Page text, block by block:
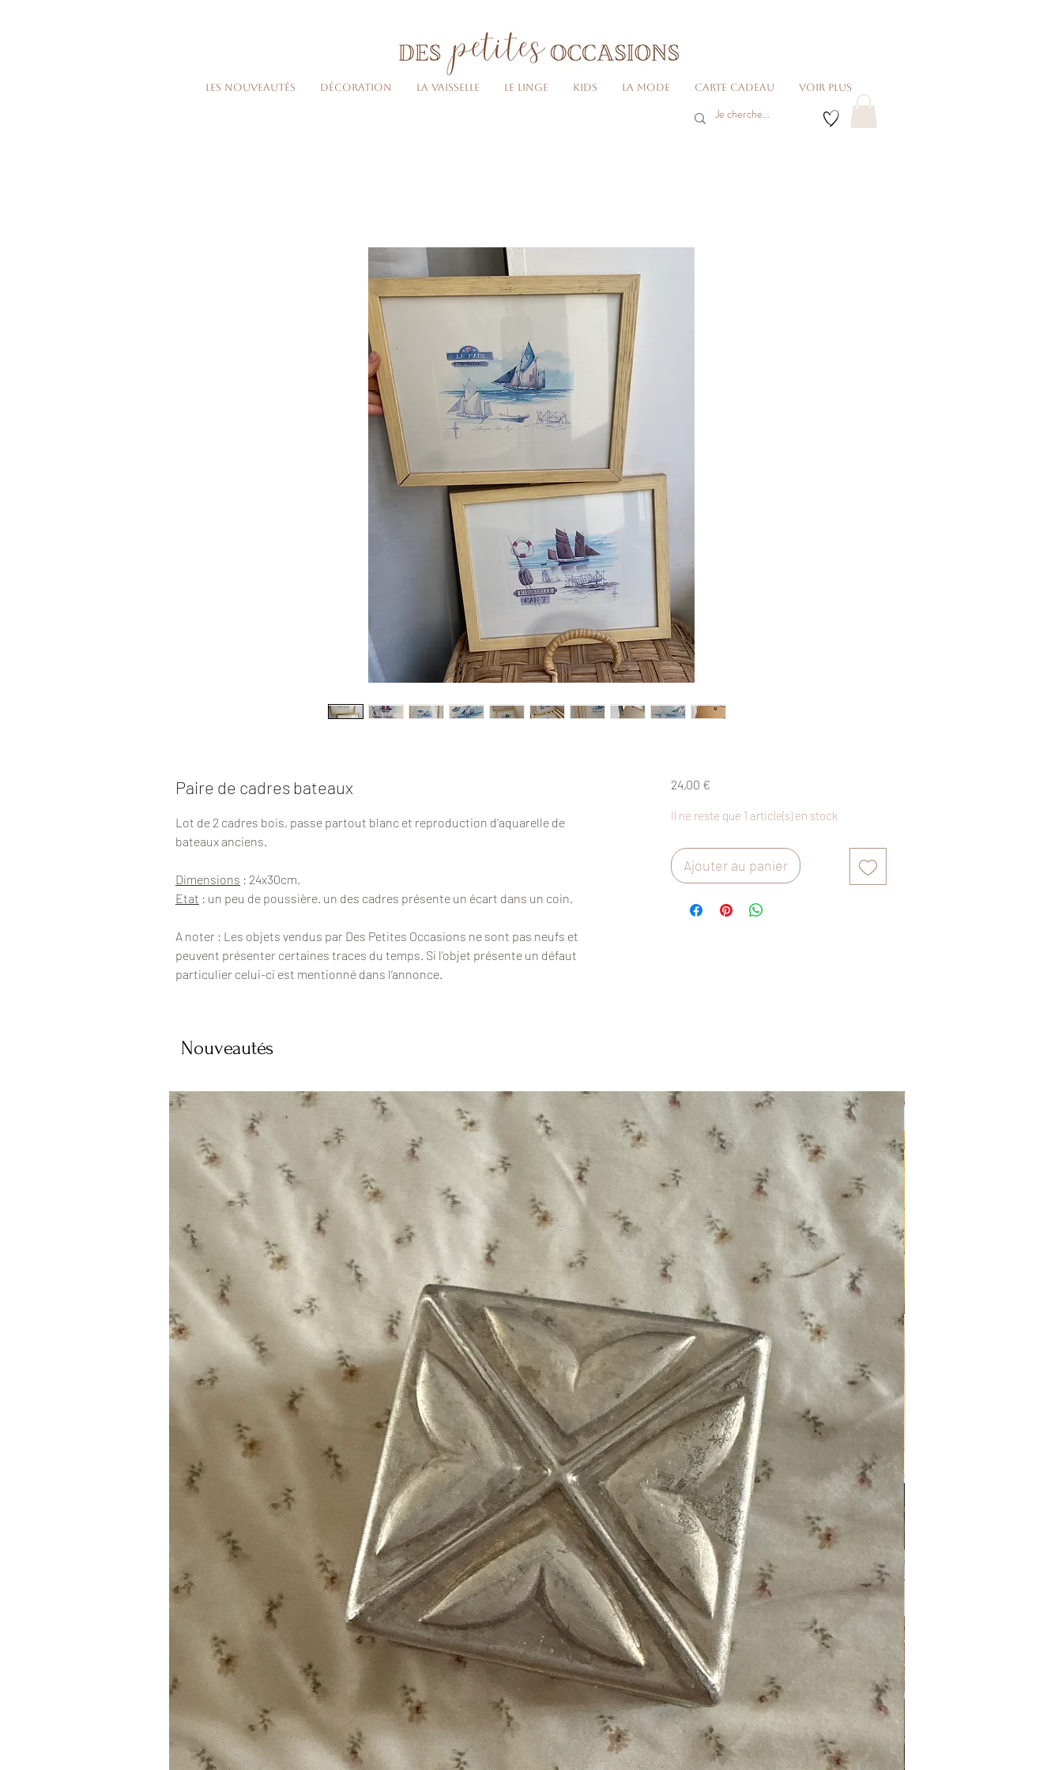
Les nouveautés Décoration La vaisselle Le linge Kids La Mode Carte cadeau voir plus
Paire de cadres bateaux
Lot de 2 cadres bois, passe partout blanc et reproduction d'aquarelle de
bateaux anciens.
Dimensions : 24x30cm.
Etat : un peu de poussière. un des cadres présente un écart dans un coin.
A noter : Les objets vendus par Des Petites Occasions ne sont pas neufs et
peuvent présenter certaines traces du temps. Si l'objet présente un défaut
particulier celui-ci est mentionné dans l’annonce.
24,00 €Prix
Il ne reste que 1 article(s) en stock
Ajouter au panier
Nouveautés